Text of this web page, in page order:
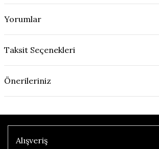
Yorumlar
Taksit Seçenekleri
Önerileriniz
Alışveriş